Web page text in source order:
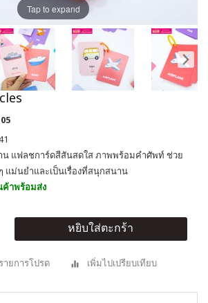
Tap to expand
น แฟลชการ์ดสีสันสดใส ภาพพร้อมคำศัพท์ ช่วย
แม่นยำและเป็นเรื่องที่สนุกสนาน
ค้าพร้อมส่ง
หยิบใส่ตะกร้า
ายการโปรด เพิ่มไปเปรียบเทียบ